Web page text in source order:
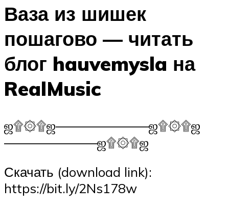
Ваза из шишек
пошагово — читать
блог hauvemysla на
RealMusic
ஜ۩۞۩ஜ—————–—–ஜ۩۞۩ஜ
————–——–ஜ۩۞۩ஜ
Скачать (download link):
https://bit.ly/2Ns178w